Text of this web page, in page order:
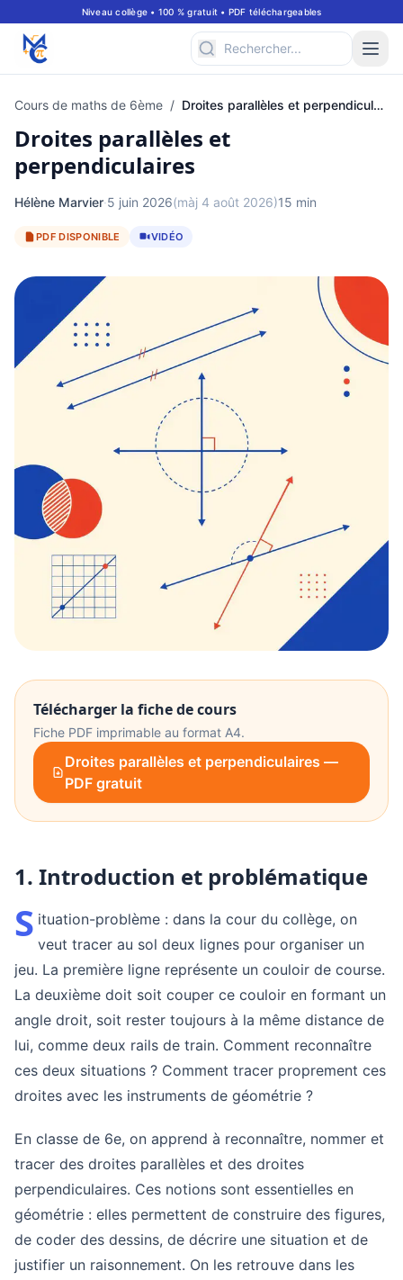
Niveau collège • 100 % gratuit • PDF téléchargeables
Cours de maths de 6ème / Droites parallèles et perpendiculaires
Droites parallèles et
perpendiculaires
Hélène Marvier·5 juin 2026(màj 4 août 2026)15 min
PDF DISPONIBLE VIDÉO
Télécharger la fiche de cours
Fiche PDF imprimable au format A4.
Droites parallèles et perpendiculaires —
PDF gratuit
1. Introduction et problématique
S ituation-problème : dans la cour du collège, on
veut tracer au sol deux lignes pour organiser un
jeu. La première ligne représente un couloir de course.
La deuxième doit soit couper ce couloir en formant un
angle droit, soit rester toujours à la même distance de
lui, comme deux rails de train. Comment reconnaître
ces deux situations ? Comment tracer proprement ces
droites avec les instruments de géométrie ?
En classe de 6e, on apprend à reconnaître, nommer et
tracer des droites parallèles et des droites
perpendiculaires. Ces notions sont essentielles en
géométrie : elles permettent de construire des figures,
de coder des dessins, de décrire une situation et de
justifier un raisonnement. On les retrouve dans les